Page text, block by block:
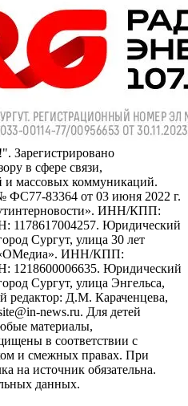
в сфере связи,
массовых коммуникаций.
83364 от 03 июня 2022 г.
ИНН/КПП:
1178617004257. Юридический
Сургут, улица 30 лет
ИНН/КПП:
1218600006635. Юридический
Сургут, улица Энгельса,
редактор: Д.М. Караченцева,
news.ru. Для детей
материалы,
в соответствии с
и смежных правах. При
на источник обязательна.
данных.